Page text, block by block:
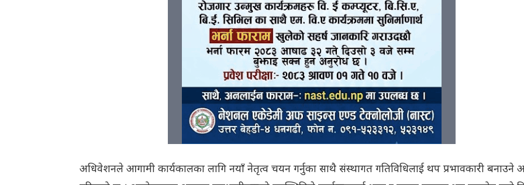
अधिवेशनले आगामी कार्यकालका लागि नयाँ नेतृत्व चयन गर्नुका साथै संस्थागत गतिविधिलाई थप प्रभावकारी बनाउने